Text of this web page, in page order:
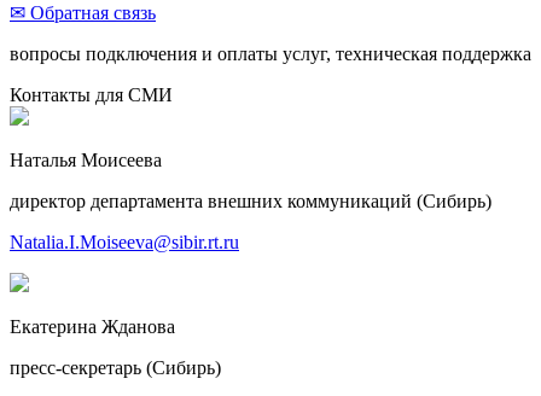
✉ Обратная связь
вопросы подключения и оплаты услуг, техническая поддержка
Контакты для СМИ
Наталья Моисеева
директор департамента внешних коммуникаций (Сибирь)
Natalia.I.Moiseeva@sibir.rt.ru
Екатерина Жданова
пресс-секретарь (Сибирь)